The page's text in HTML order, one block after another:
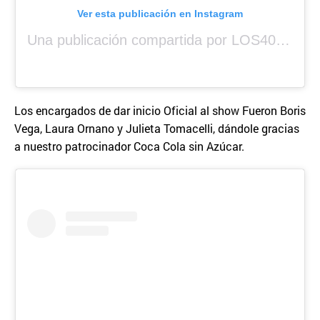
Ver esta publicación en Instagram
Una publicación compartida por LOS40 Panamá (@los40panama)
Los encargados de dar inicio Oficial al show Fueron Boris
Vega, Laura Ornano y Julieta Tomacelli, dándole gracias
a nuestro patrocinador Coca Cola sin Azúcar.